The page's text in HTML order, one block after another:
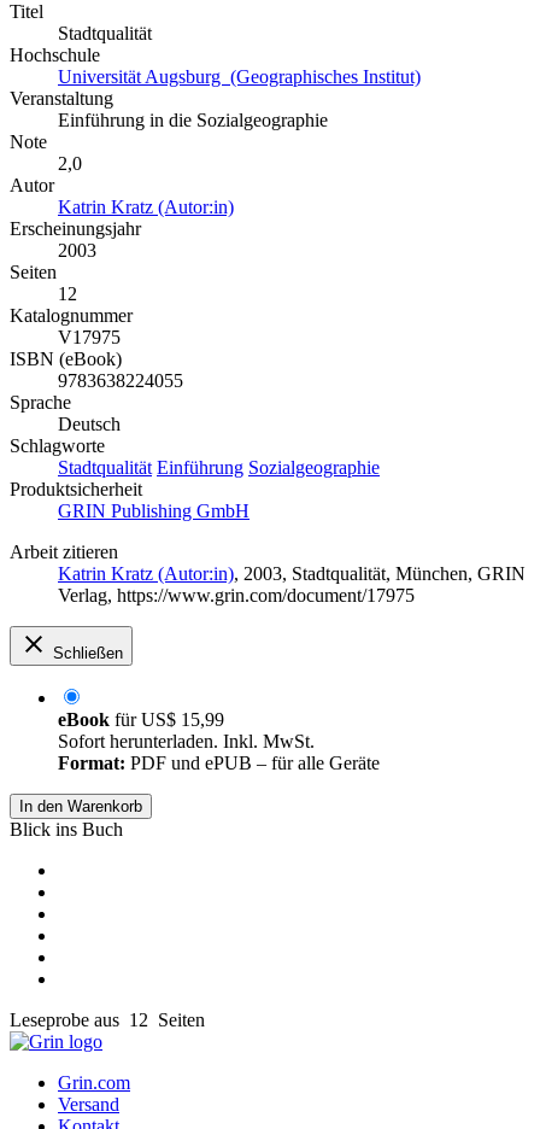
Titel
Stadtqualität
Hochschule
Universität Augsburg (Geographisches Institut)
Veranstaltung
Einführung in die Sozialgeographie
Note
2,0
Autor
Katrin Kratz (Autor:in)
Erscheinungsjahr
2003
Seiten
12
Katalognummer
V17975
ISBN (eBook)
9783638224055
Sprache
Deutsch
Schlagworte
Stadtqualität Einführung Sozialgeographie
Produktsicherheit
GRIN Publishing GmbH
Arbeit zitieren
Katrin Kratz (Autor:in), 2003, Stadtqualität, München, GRIN
Verlag, https://www.grin.com/document/17975
Schließen
eBook fürUS$ 15,99
Sofort herunterladen. Inkl. MwSt.
Format: PDF und ePUB – für alle Geräte
In den Warenkorb
Blick ins Buch
Leseprobe aus 12 Seiten
Grin.com
Versand